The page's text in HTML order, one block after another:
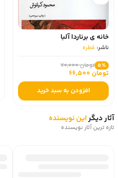
خانه ی برناردا آلبا
ناشر: قطره
5٪ تومان 70,000
تومان 66,500
افزودن به سبد خرید
آثار دیگراین نویسنده
تازه ترین آثار نویسنده